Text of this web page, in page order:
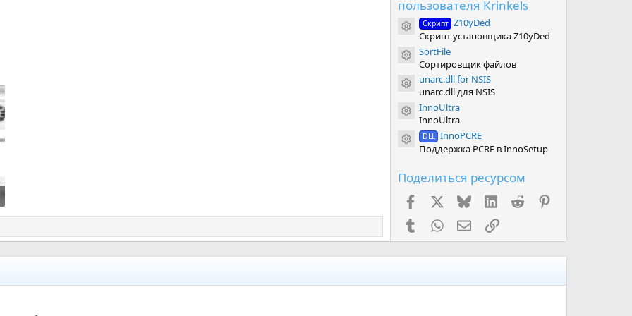
пользователя Krinkels
Иконка ресурса
Скрипт Z10yDed
Скрипт установщика Z10yDed
Иконка ресурса
SortFile
Сортировщик файлов
Иконка ресурса
unarc.dll for NSIS
unarc.dll для NSIS
Иконка ресурса
InnoUltra
InnoUltra
Иконка ресурса
DLL
InnoPCRE
Поддержка PCRE в InnoSetup
Поделиться ресурсом
FacebookX (Twitter)
Bluesky LinkedInReddit
TumblrWhatsAppЭлектронная почта
Ссылка